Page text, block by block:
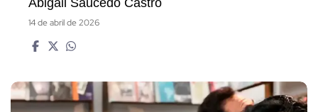
14 de abril de 2026